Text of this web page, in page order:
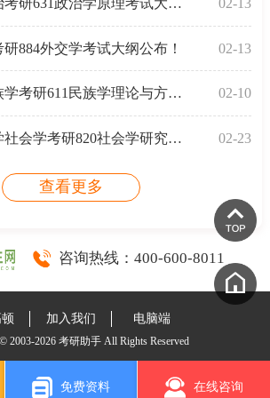
云南大学国际政治考研631政治学原理考试大纲公布！ 02-13
884外交学考试大纲公布！ 02-13
2023云南大学民族学考研611民族学理论与方法考试大纲 02-10
2023西南财经大学社会学考研820社会学研究方法考试大纲 02-23
查看更多
咨询热线：400-600-8011
加入我们 电脑端
2003-2026 考研助手 All Rights Reserved
免费资料 在线咨询